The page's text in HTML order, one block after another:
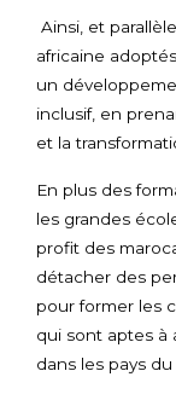
Ainsi, et
africaine
un
inclusif, en
et la
En plus des
les grandes
profit des
détacher des
pour former les
qui sont aptes à
dans les pays du